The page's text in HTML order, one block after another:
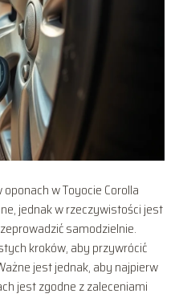
w Toyocie Corolla
jednak w rzeczywistości jest
samodzielnie.
kroków, aby przywrócić
jest jednak, aby najpierw
jest zgodne z zaleceniami